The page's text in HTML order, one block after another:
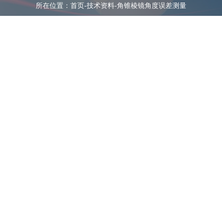
所在位置： 首页-技术资料-角锥棱镜角度误差测量